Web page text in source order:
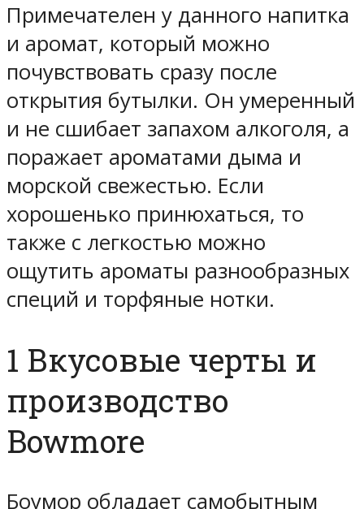
Примечателен у данного напитка
и аромат, который можно
почувствовать сразу после
открытия бутылки. Он умеренный
и не сшибает запахом алкоголя, а
поражает ароматами дыма и
морской свежестью. Если
хорошенько принюхаться, то
также с легкостью можно
ощутить ароматы разнообразных
специй и торфяные нотки.
1 Вкусовые черты и
производство
Bowmore
Боумор обладает самобытным